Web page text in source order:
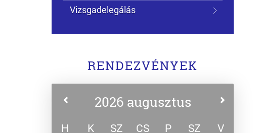
Vizsgadelegálás
RENDEZVÉNYEK
2026 augusztus
H K SZ CS P SZ V